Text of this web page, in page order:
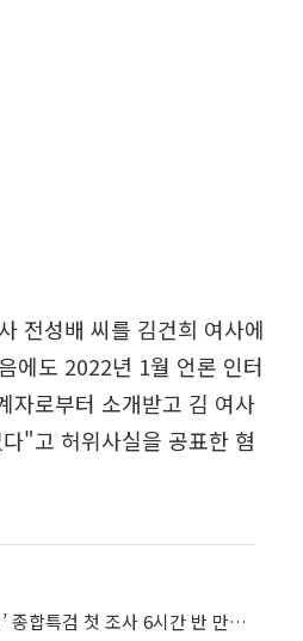
전성배 씨를 김건희 여사에
에도 2022년 1월 언론 인터
자로부터 소개받고 김 여사
"고 허위사실을 공표한 혐
윤석열 ‘계엄 정당화 지시’ 종합특검 첫 조사 6시간 반 만에 종료